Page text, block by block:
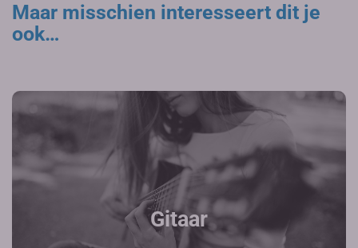
Maar misschien interesseert dit je
ook…
Gitaar